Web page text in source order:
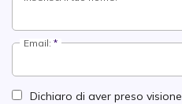
Email:
Dichiaro di aver preso visione